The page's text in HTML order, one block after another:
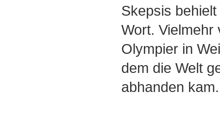
Skepsis
Wort.
Olympier in
dem die Welt
abhanden kam.